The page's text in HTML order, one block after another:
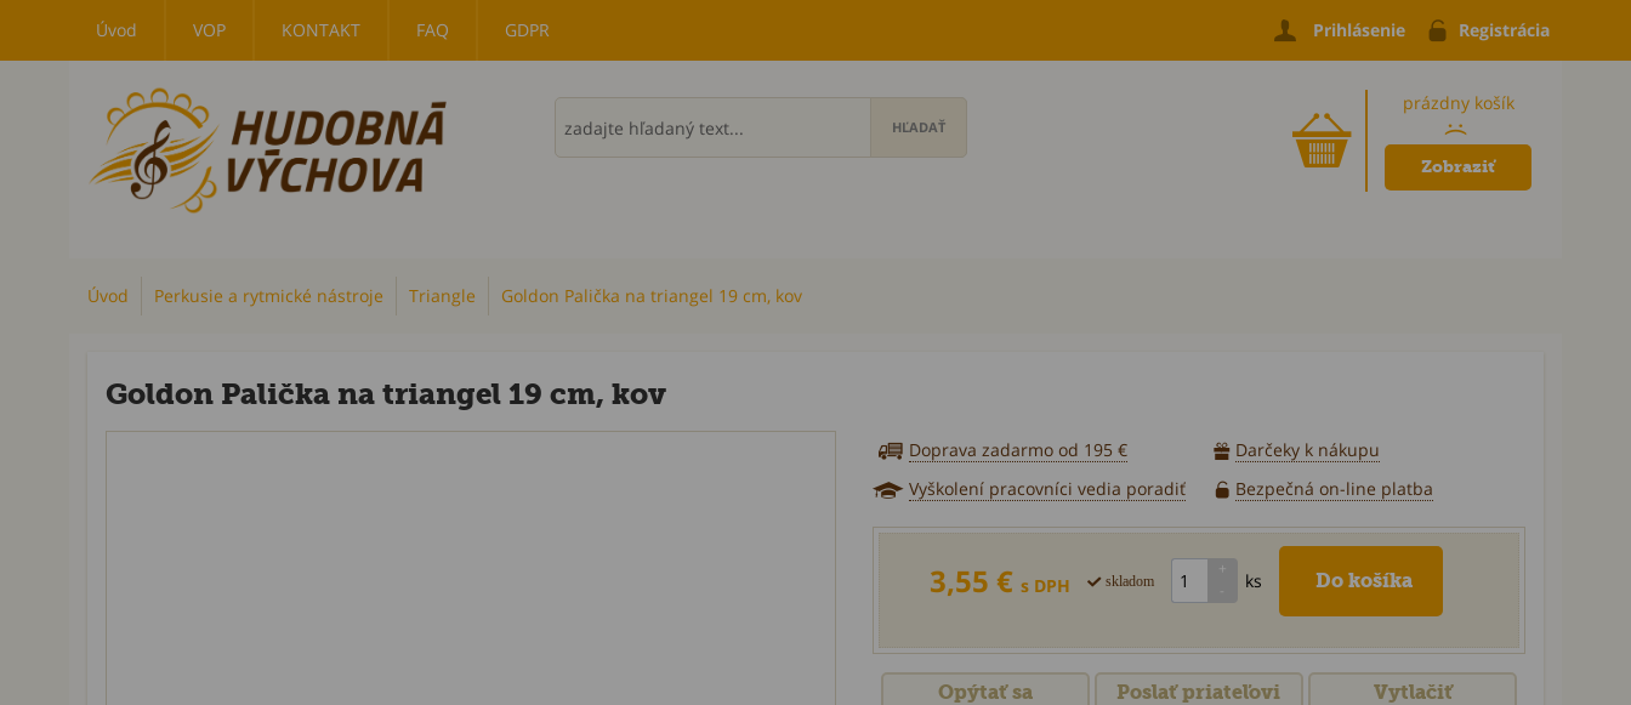
Úvod VOP KONTAKT FAQ GDPR Prihlásenie Registrácia
prázdny košík
:(
Zobraziť
Úvod Perkusie a rytmické nástroje Triangle Goldon Palička na triangel 19 cm, kov
Goldon Palička na triangel 19 cm, kov
Doprava zadarmo od 195 €
Darčeky k nákupu
Vyškolení pracovníci vedia poradiť
Bezpečná on-line platba
3,55 € s DPH skladom ks
Opýtať sa Poslať priateľovi Vytlačiť